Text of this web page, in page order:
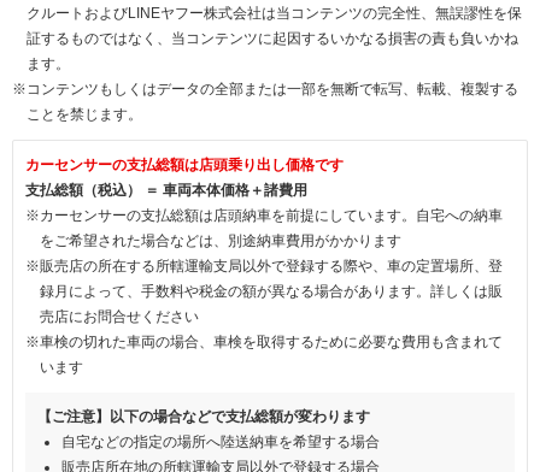
クルートおよびLINEヤフー株式会社は当コンテンツの完全性、無誤謬性を保
証するものではなく、当コンテンツに起因するいかなる損害の責も負いかね
ます。
※コンテンツもしくはデータの全部または一部を無断で転写、転載、複製する
ことを禁じます。
カーセンサーの支払総額は店頭乗り出し価格です
支払総額（税込） ＝ 車両本体価格＋諸費用
※カーセンサーの支払総額は店頭納車を前提にしています。自宅への納車
をご希望された場合などは、別途納車費用がかかります
※販売店の所在する所轄運輸支局以外で登録する際や、車の定置場所、登
録月によって、手数料や税金の額が異なる場合があります。詳しくは販
売店にお問合せください
※車検の切れた車両の場合、車検を取得するために必要な費用も含まれて
います
【ご注意】以下の場合などで支払総額が変わります
自宅などの指定の場所へ陸送納車を希望する場合
販売店所在地の所轄運輸支局以外で登録する場合